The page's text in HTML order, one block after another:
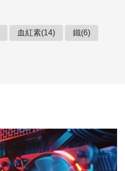
血紅素(14) 鐵(6)